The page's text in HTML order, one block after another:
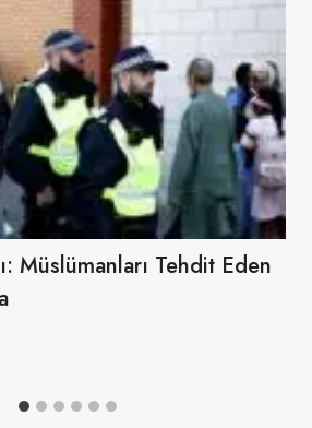
Müslümanları Tehdit Eden